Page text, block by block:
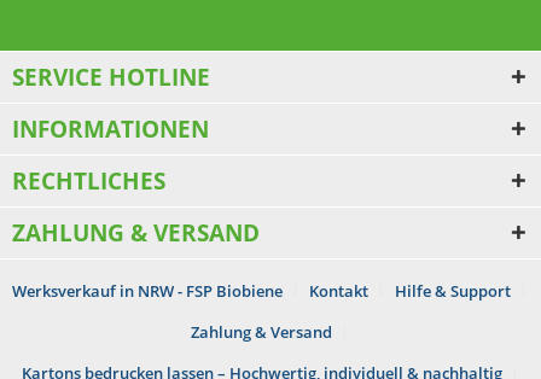
SERVICE HOTLINE
INFORMATIONEN
RECHTLICHES
ZAHLUNG & VERSAND
Werksverkauf in NRW - FSP Biobiene Kontakt
Hilfe & Support
Zahlung & Versand
Kartons bedrucken lassen – Hochwertig, individuell & nachhaltig